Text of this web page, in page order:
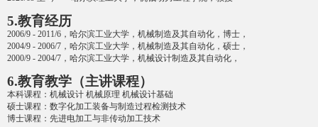
5.教育经历
2006/9 - 2011/6 ，哈尔滨工业大学，机械制造及其自动化，博士，
2004/9 - 2006/7 ，哈尔滨工业大学，机械制造及其自动化，硕士，
2000/9 - 2004/7 ，哈尔滨工业大学，机械设计制造及其自动化，
6.教育教学（主讲课程）
本科课程：机械设计 机械原理 机械设计基础
硕士课程：数字化加工装备与制造过程检测技术
博士课程：先进电加工与非传动加工技术